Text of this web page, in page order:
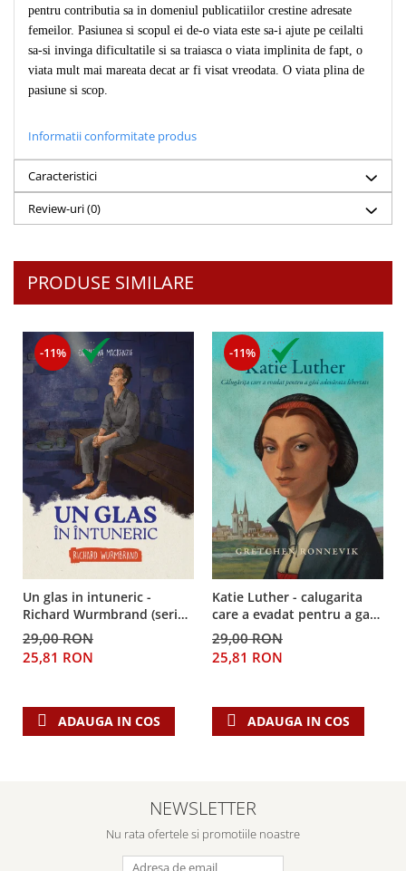
pentru contributia sa in domeniul publicatiilor crestine adresate
femeilor. Pasiunea si scopul ei de-o viata este sa-i ajute pe ceilalti
sa-si invinga dificultatile si sa traiasca o viata implinita de fapt, o
viata mult mai mareata decat ar fi visat vreodata. O viata plina de
pasiune si scop.
Informatii conformitate produs
Caracteristici
Review-uri(0)
PRODUSE SIMILARE
-11%
Un glas in intuneric -
Richard Wurmbrand (seria
biografii)
29,00 RON
25,81 RON
ADAUGA IN COS
-11%
Katie Luther - calugarita
care a evadat pentru a gasi
adevarata libertate
29,00 RON
25,81 RON
ADAUGA IN COS
NEWSLETTER
Nu rata ofertele si promotiile noastre